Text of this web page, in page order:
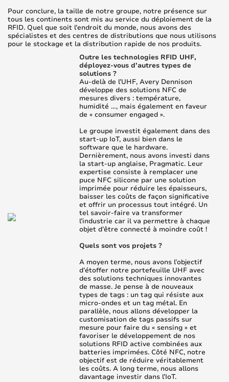
Pour conclure, la taille de notre groupe, notre présence sur
tous les continents sont mis au service du déploiement de la
RFID. Quel que soit l’endroit du monde, nous avons des
spécialistes et des centres de distributions que nous utilisons
pour le stockage et la distribution rapide de nos produits.
Outre les technologies RFID UHF,
déployez-vous d’autres types de
solutions ?
Au-delà de l’UHF, Avery Dennison
développe des solutions NFC de
mesures divers : température,
humidité …, mais également en faveur
de « consumer engaged ».
Le groupe investit également dans des
start-up IoT, aussi bien dans le
software que le hardware.
Dernièrement, nous avons investi dans
la start-up anglaise, Pragmatic. Leur
expertise consiste à remplacer une
puce NFC silicone par une solution
imprimée pour réduire les épaisseurs,
baisser les coûts de façon significative
et offrir un processus tout intégré. Un
tel savoir-faire va transformer
l’industrie car il va permettre à chaque
objet d’être connecté à moindre coût !
Quels sont vos projets ?
A moyen terme, nous avons l’objectif
d’étoffer notre portefeuille UHF avec
des solutions techniques innovantes
de masse. Je pense à de nouveaux
types de tags : un tag qui résiste aux
micro-ondes et un tag métal. En
parallèle, nous allons développer la
customisation de tags passifs sur
mesure pour faire du « sensing » et
favoriser le développement de nos
solutions RFID active combinées aux
batteries imprimées. Côté NFC, notre
objectif est de réduire véritablement
les coûts. A long terme, nous allons
davantage investir dans l’IoT.